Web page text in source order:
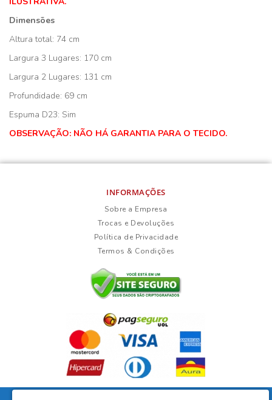
Dimensões
Altura total: 74 cm
Largura 3 Lugares: 170 cm
Largura 2 Lugares: 131 cm
Profundidade: 69 cm
Espuma D23: Sim
OBSERVAÇÃO: NÃO HÁ GARANTIA PARA O TECIDO.
INFORMAÇÕES
Sobre a Empresa
Trocas e Devoluções
Política de Privacidade
Termos & Condições